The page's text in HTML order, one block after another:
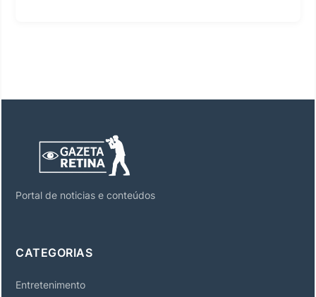
Portal de noticias e conteúdos
CATEGORIAS
Entretenimento